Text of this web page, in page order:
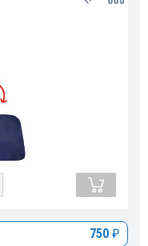
750 ₽